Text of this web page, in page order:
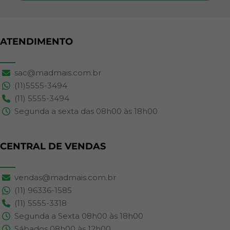
ATENDIMENTO
sac@madmais.com.br
(11)5555-3494
(11) 5555-3494
Segunda a sexta das 08h00 às 18h00
CENTRAL DE VENDAS
vendas@madmais.com.br
(11) 96336-1585
(11) 5555-3318
Segunda a Sexta 08h00 às 18h00